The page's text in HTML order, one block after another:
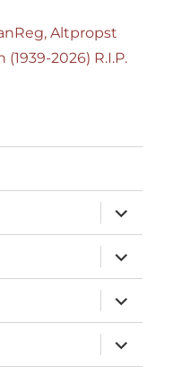
Altpropst
2026) R.I.P.
öffnen
öffnen
öffnen
öffnen